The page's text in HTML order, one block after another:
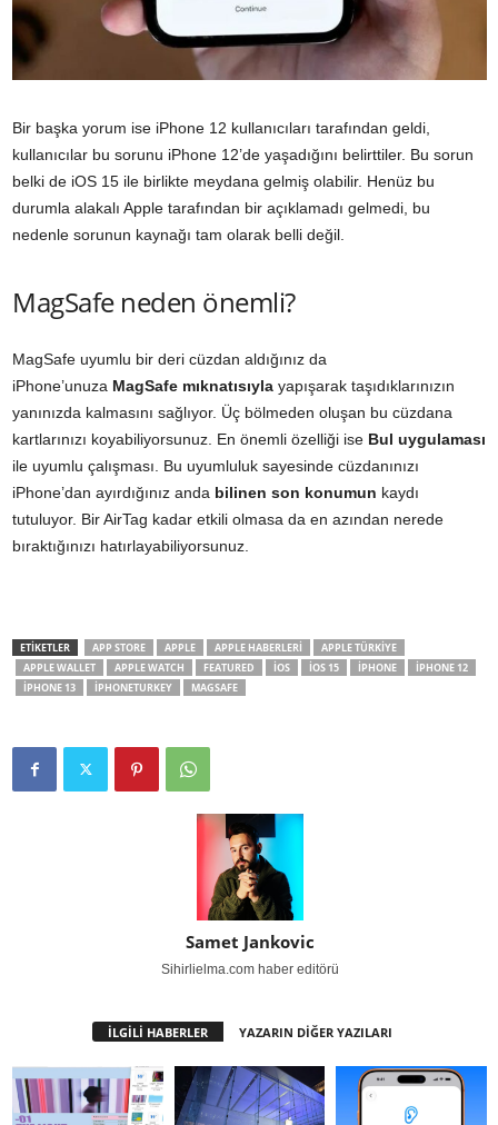
Bir başka yorum ise iPhone 12 kullanıcıları tarafından geldi,
kullanıcılar bu sorunu iPhone 12’de yaşadığını belirttiler. Bu sorun
belki de iOS 15 ile birlikte meydana gelmiş olabilir. Henüz bu
durumla alakalı Apple tarafından bir açıklamadı gelmedi, bu
nedenle sorunun kaynağı tam olarak belli değil.
MagSafe neden önemli?
MagSafe uyumlu bir deri cüzdan aldığınız da
iPhone’unuza MagSafe mıknatısıyla yapışarak taşıdıklarınızın
yanınızda kalmasını sağlıyor. Üç bölmeden oluşan bu cüzdana
kartlarınızı koyabiliyorsunuz. En önemli özelliği ise Bul uygulaması
ile uyumlu çalışması. Bu uyumluluk sayesinde cüzdanınızı
iPhone’dan ayırdığınız anda bilinen son konumun kaydı
tutuluyor. Bir AirTag kadar etkili olmasa da en azından nerede
bıraktığınızı hatırlayabiliyorsunuz.
ETİKETLER APP STORE APPLE APPLE HABERLERI
APPLE TÜRKIYE
APPLE WALLET
APPLE WATCH FEATURED IOS IOS 15 IPHONE
IPHONE 12
IPHONE 13
IPHONETURKEY MAGSAFE
Samet Jankovic
Sihirlielma.com haber editörü
İLGİLİ HABERLER YAZARIN DİĞER YAZILARI